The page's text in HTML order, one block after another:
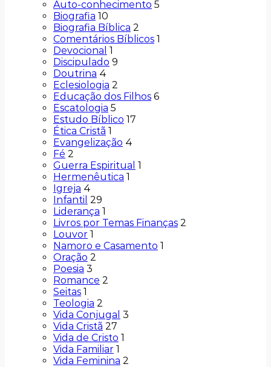
Auto-conhecimento 5
Biografia 10
Biografia Bíblica 2
Comentários Bíblicos 1
Devocional 1
Discipulado 9
Doutrina 4
Eclesiologia 2
Educação dos Filhos 6
Escatologia 5
Estudo Bíblico 17
Ética Cristã 1
Evangelização 4
Fé 2
Guerra Espiritual 1
Hermenêutica 1
Igreja 4
Infantil 29
Liderança 1
Livros por Temas Finanças 2
Louvor 1
Namoro e Casamento 1
Oração 2
Poesia 3
Romance 2
Seitas 1
Teologia 2
Vida Conjugal 3
Vida Cristã 27
Vida de Cristo 1
Vida Familiar 1
Vida Feminina 2